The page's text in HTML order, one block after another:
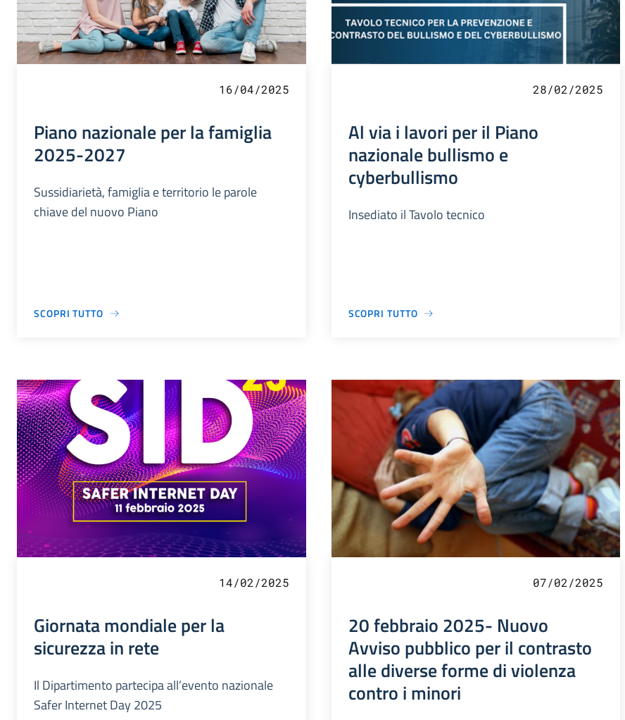
16/04/2025
Piano nazionale per la famiglia
2025-2027
Sussidiarietà, famiglia e territorio le parole
chiave del nuovo Piano
SCOPRI TUTTO
28/02/2025
Al via i lavori per il Piano
nazionale bullismo e
cyberbullismo
Insediato il Tavolo tecnico
SCOPRI TUTTO
14/02/2025
Giornata mondiale per la
sicurezza in rete
Il Dipartimento partecipa all’evento nazionale
Safer Internet Day 2025
07/02/2025
20 febbraio 2025- Nuovo
Avviso pubblico per il contrasto
alle diverse forme di violenza
contro i minori